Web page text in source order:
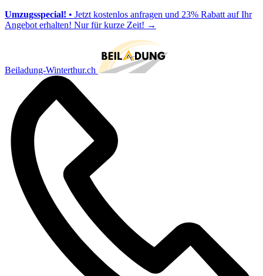
Umzugsspecial! • Jetzt kostenlos anfragen und 23% Rabatt auf Ihr
Angebot erhalten! Nur für kurze Zeit! →
Beiladung-Winterthur.ch